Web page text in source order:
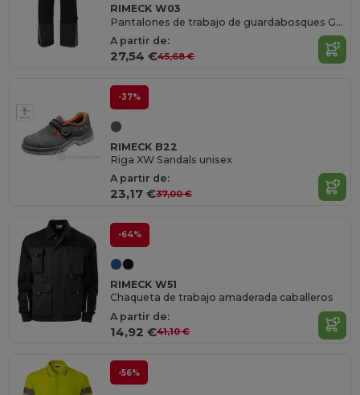
RIMECK W03
Pantalones de trabajo de guardabosques Gents
A partir de:
27,54 €45,68 €
-37%
RIMECK B22
Riga XW Sandals unisex
A partir de:
23,17 €37,00 €
-64%
RIMECK W51
Chaqueta de trabajo amaderada caballeros
A partir de:
14,92 €41,10 €
-56%